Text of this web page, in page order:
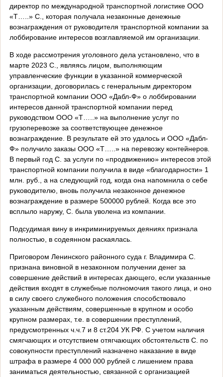
директор по международной транспортной логистике ООО
«Т…..» С., которая получала незаконные денежные
вознаграждения от руководителя транспортной компании за
лоббирование интересов возглавляемой им организации.
В ходе рассмотрения уголовного дела установлено, что в
марте 2023 С., являясь лицом, выполняющим
управленческие функции в указанной коммерческой
организации, договорилась с генеральным директором
транспортной компании ООО «Дабл-Ф» о лоббировании
интересов данной транспортной компании перед
руководством ООО «Т…..» на выполнение услуг по
грузоперевозке за соответствующее денежное
вознаграждение. В результате ей это удалось и ООО «Дабл-
Ф» получило заказы ООО «Т…..» на перевозку контейнеров.
В первый год С. за услуги по «продвижению» интересов этой
транспортной компании получила в виде «благодарности» 1
млн. руб., а на следующий год, когда она напомнила о себе
руководителю, вновь получила незаконное денежное
вознаграждение в размере 500000 рублей. Когда все это
всплыло наружу, С. была уволена из компании.
Подсудимая вину в инкриминируемых деяниях признала
полностью, в содеянном раскаялась.
Приговором Ленинского районного суда г. Владимира С.
признана виновной в незаконном получении денег за
совершение действий в интересах дающего, если указанные
действия входят в служебные полномочия такого лица, и оно
в силу своего служебного положения способствовало
указанным действиям, совершенные в крупном и особо
крупном размерах, т.е. в совершении преступлений,
предусмотренных ч.ч.7 и 8 ст.204 УК РФ. С учетом наличия
смягчающих и отсутствием отягчающих обстоятельств С. по
совокупности преступлений назначено наказание в виде
штрафа в размере 4 000 000 рублей с лишением права
заниматься деятельностью, связанной с организацией